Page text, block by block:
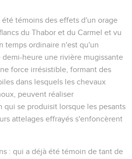
témoins des effets d'un orage
du Thabor et du Carmel et vu
temps ordinaire n'est qu'un
heure une rivière mugissante
force irrésistible, formant des
dans lesquels les chevaux
peuvent réaliser
qui se produisit lorsque les pesants
attelages effrayés s'enfoncèrent
: qui a déjà été témoin de tant de